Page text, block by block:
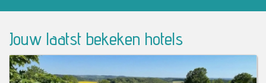
Jouw laatst bekeken hotels